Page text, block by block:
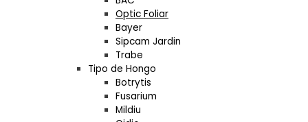
Optic Foliar
Bayer
Sipcam Jardin
Trabe
Tipo de Hongo
Botrytis
Fusarium
Mildiu